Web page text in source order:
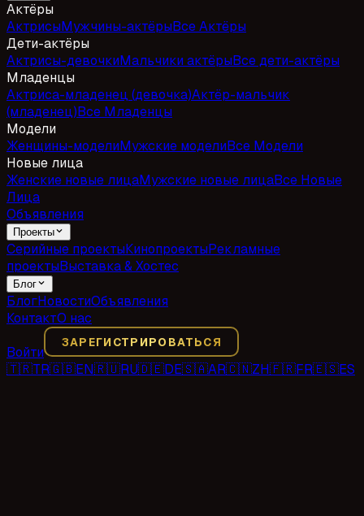
Актёры
АктрисыМужчины-актёрыВсе Актёры
Дети-актёры
Актрисы-девочкиМальчики актёрыВсе дети-актёры
Младенцы
Актриса-младенец (девочка)Актёр-мальчик
(младенец)Все Младенцы
Модели
Женщины-моделиМужские моделиВсе Модели
Новые лица
Женские новые лицаМужские новые лицаВсе Новые
Лица
Объявления
Проекты
Серийные проектыКинопроектыРекламные
проектыВыставка & Хостес
Блог
БлогНовостиОбъявления
КонтактО нас
Войти
ЗАРЕГИСТРИРОВАТЬСЯ
🇹🇷TR🇬🇧EN🇷🇺RU🇩🇪DE🇸🇦AR🇨🇳ZH🇫🇷FR🇪🇸ES